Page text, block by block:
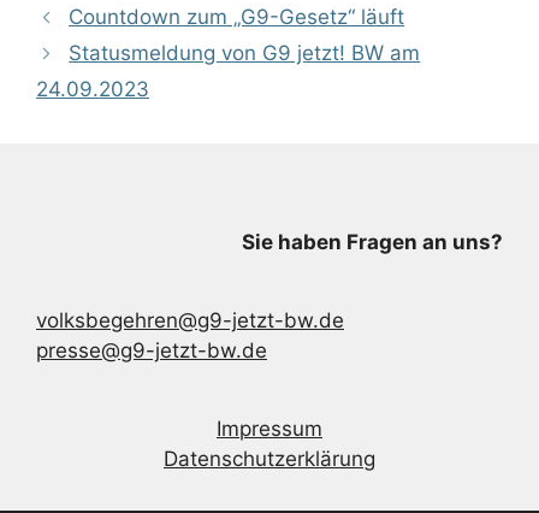
Countdown zum „G9-Gesetz“ läuft
Statusmeldung von G9 jetzt! BW am
24.09.2023
Sie haben Fragen an uns?
volksbegehren@g9-jetzt-bw.de
presse@g9-jetzt-bw.de
Impressum
Datenschutzerklärung